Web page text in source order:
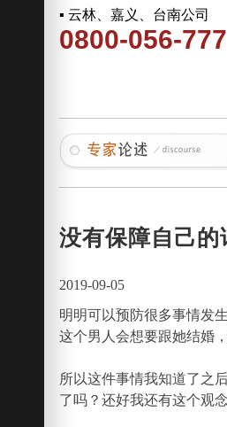
▪ 云林、嘉义、台南公司
0800-056-777
没有保障自己
2019-09-05
明明可以预防很多事情发
这个男人会想要跟她结婚
所以这件事情我知道了之
了吗？还好我还有这个观